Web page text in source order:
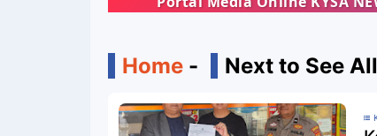
Home - Next to See